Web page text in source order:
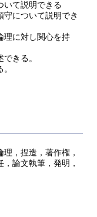
いて説明できる
守について説明でき
理に対し関心を持
きる。
，捏造，著作権，
論文執筆，発明，